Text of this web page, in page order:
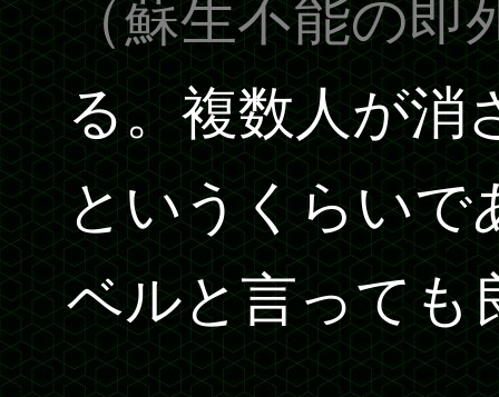
（蘇生不能の即
る。複数人が消
というくらいで
ベルと言っても